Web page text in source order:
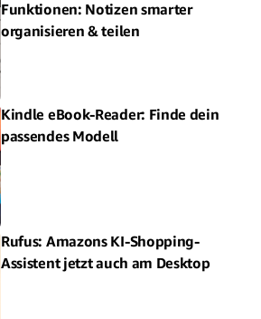
Funktionen: Notizen smarter
organisieren & teilen
Kindle eBook-Reader: Finde dein
passendes Modell
Rufus: Amazons KI-Shopping-
Assistent jetzt auch am Desktop